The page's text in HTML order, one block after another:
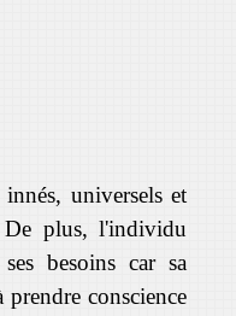
universels et
De plus, l'individu
besoins car sa
prendre conscience